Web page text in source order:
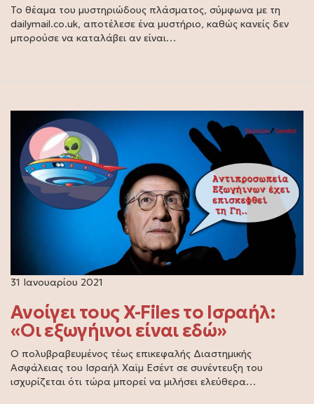
Το θέαμα του μυστηριώδους πλάσματος, σύμφωνα με τη
dailymail.co.uk, αποτέλεσε ένα μυστήριο, καθώς κανείς δεν
μπορούσε να καταλάβει αν είναι…
31 Ιανουαρίου 2021
Ανοίγει τους X-Files το Ισραήλ:
«Οι εξωγήινοι είναι εδώ»
Ο πολυβραβευμένος τέως επικεφαλής Διαστημικής
Ασφάλειας του Ισραήλ Χαϊμ Εσέντ σε συνέντευξη του
ισχυρίζεται ότι τώρα μπορεί να μιλήσει ελεύθερα…